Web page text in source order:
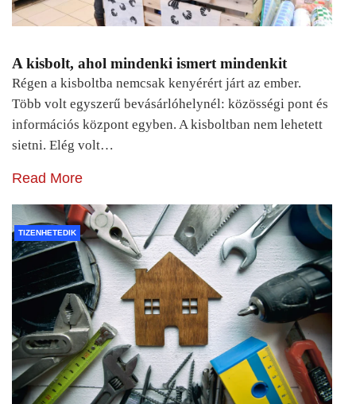
A kisbolt, ahol mindenki ismert mindenkit
Régen a kisboltba nemcsak kenyérért járt az ember.
Több volt egyszerű bevásárlóhelynél: közösségi pont és
információs központ egyben. A kisboltban nem lehetett
sietni. Elég volt…
Read More
TIZENHETEDIK